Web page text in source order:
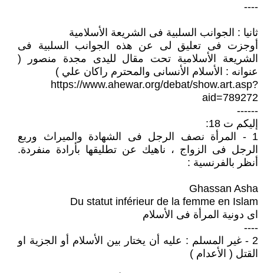
----
ثانيا : الجوانب السلبية فى الشريعة الأسلامية
أوجزت فى تعليق لى عن هذه الجوانب السلبية فى
الشريعة الأسلامية تحت مقال لليدى مجدة منصور (
عنوانه : الأسلام الأنسانى والمحترم راكان علي )
https://www.ahewar.org/debat/show.art.asp?
aid=789272
------
إليكم ت 18:
1 - المرأة نصف الرجل فى الشهادة والميراث وربع
الرجل فى الزواج ، ناهيك عن تطليقها بأرادة منفردة.
أنظر بالفرنسية :
Ghassan Asha
Du statut inférieur de la femme en Islam
اى دونية المرأة فى الأسلام
----
2 - غير المسلم : عليه أن يختار بين الأسلام أو الجزية او
القتل ( الأعدام )